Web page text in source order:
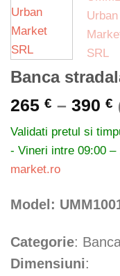
Banca
265 € – 390 €
Validati pretul si
- Vineri intre 09:00 –
market.ro
Model:
Categorie:
Dimensiuni: